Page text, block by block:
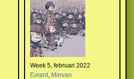
Week 5, februari 2022
Evrard , Morvan